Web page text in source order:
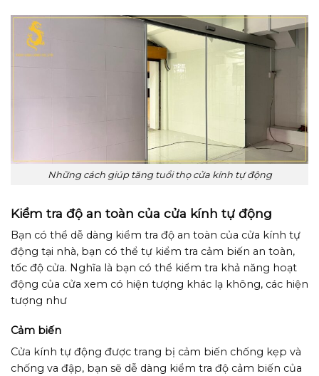
Những cách giúp tăng tuổi thọ cửa kính tự động
Kiểm tra độ an toàn của cửa kính tự động
Bạn có thể dễ dàng kiểm tra độ an toàn của cửa kính tự
động tại nhà, bạn có thể tự kiểm tra cảm biến an toàn,
tốc độ cửa. Nghĩa là bạn có thể kiểm tra khả năng hoạt
động của cửa xem có hiện tượng khác lạ không, các hiện
tượng như
Cảm biến
Cửa kính tự động được trang bị cảm biến chống kẹp và
chống va đập, bạn sẽ dễ dàng kiểm tra độ cảm biến của